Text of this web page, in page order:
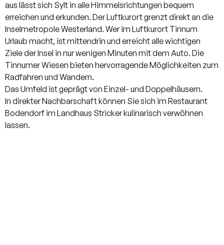
könnte auch ein Kachelofen in Haus 1
eingebaut werden. Die Gärten wurden
inseltypisch mit Friesenwällen
harmonisch angelegt. Die zeitlose
Fassadengestaltung gepaart mit der
neusten, technischen Ausstattung
wird Sie begeistern. Die Vermarktung
erfolgt gemeinsam mit der Fa.
Reinhold Riel Immobilien. Haus 1 DW
Nr. 1 118,05 m² 1.495.000,--, Haus 1 DW
Nr. 2 117,62 m² 1.495.000,--, Haus 2 FW
aus lässt sich Sylt in alle Himmelsrichtungen bequem
erreichen und erkunden. Der Luftkurort grenzt direkt an die
Inselmetropole Westerland. Wer im Luftkurort Tinnum
Urlaub macht, ist mittendrin und erreicht alle wichtigen
Ziele der Insel in nur wenigen Minuten mit dem Auto. Die
Tinnumer Wiesen bieten hervorragende Möglichkeiten zum
Radfahren und Wandern.
Das Umfeld ist geprägt von Einzel- und Doppelhäusern.
In direkter Nachbarschaft können Sie sich im Restaurant
Bodendorf im Landhaus Stricker kulinarisch verwöhnen
lassen.